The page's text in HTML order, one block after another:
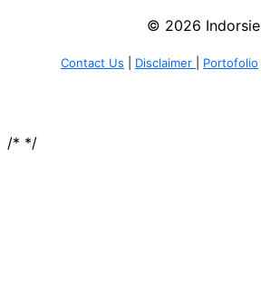
© 2026 Indorsie
Contact Us Disclaimer Portofolio
/* */